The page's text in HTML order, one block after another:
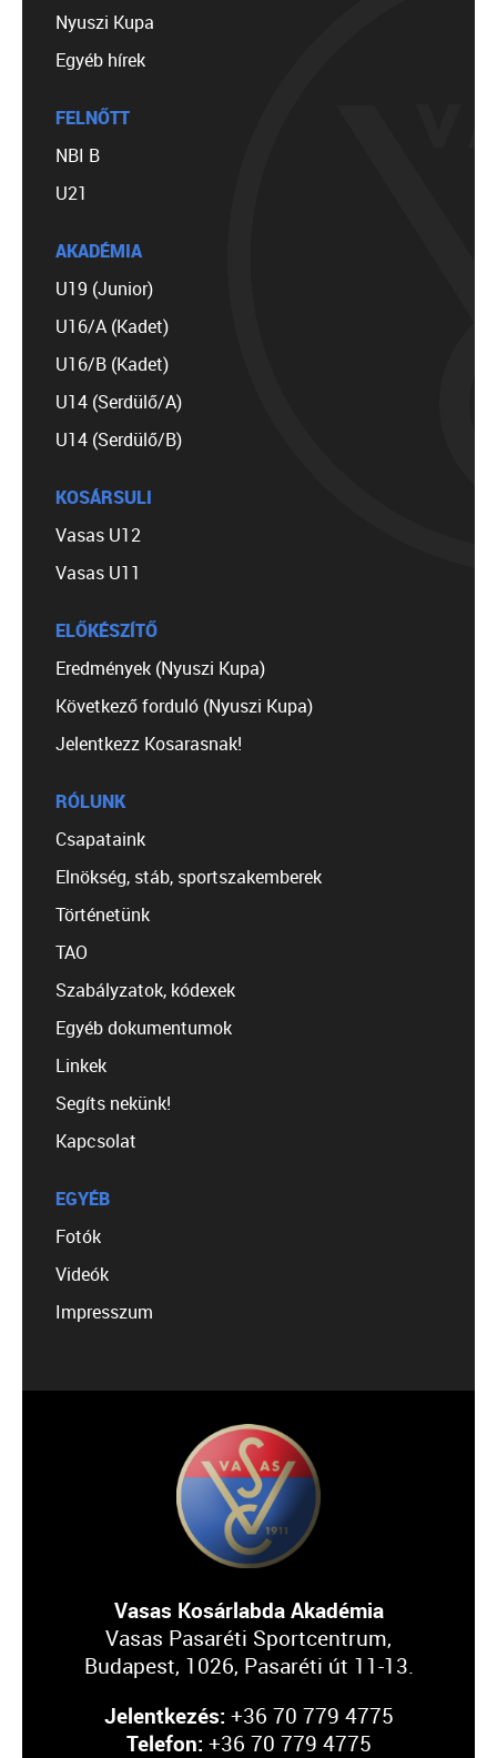
Nyuszi Kupa
Egyéb hírek
FELNŐTT
NBI B
U21
AKADÉMIA
U19 (Junior)
U16/A (Kadet)
U16/B (Kadet)
U14 (Serdülő/A)
U14 (Serdülő/B)
KOSÁRSULI
Vasas U12
Vasas U11
ELŐKÉSZÍTŐ
Eredmények (Nyuszi Kupa)
Következő forduló (Nyuszi Kupa)
Jelentkezz Kosarasnak!
RÓLUNK
Csapataink
Elnökség, stáb, sportszakemberek
Történetünk
TAO
Szabályzatok, kódexek
Egyéb dokumentumok
Linkek
Segíts nekünk!
Kapcsolat
EGYÉB
Fotók
Videók
Impresszum
Vasas Kosárlabda Akadémia
Vasas Pasaréti Sportcentrum,
Budapest, 1026, Pasaréti út 11-13.
Jelentkezés: +36 70 779 4775
Telefon: +36 70 779 4775